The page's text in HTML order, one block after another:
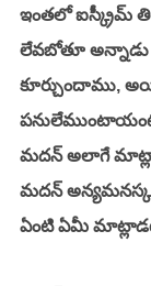
ఇంతలో ఐస్క్రీమ్
లేవబోతూ
కూర్చుందాము,
మదన్ అలాగే
మదన్
ఏంటి ఏమీ